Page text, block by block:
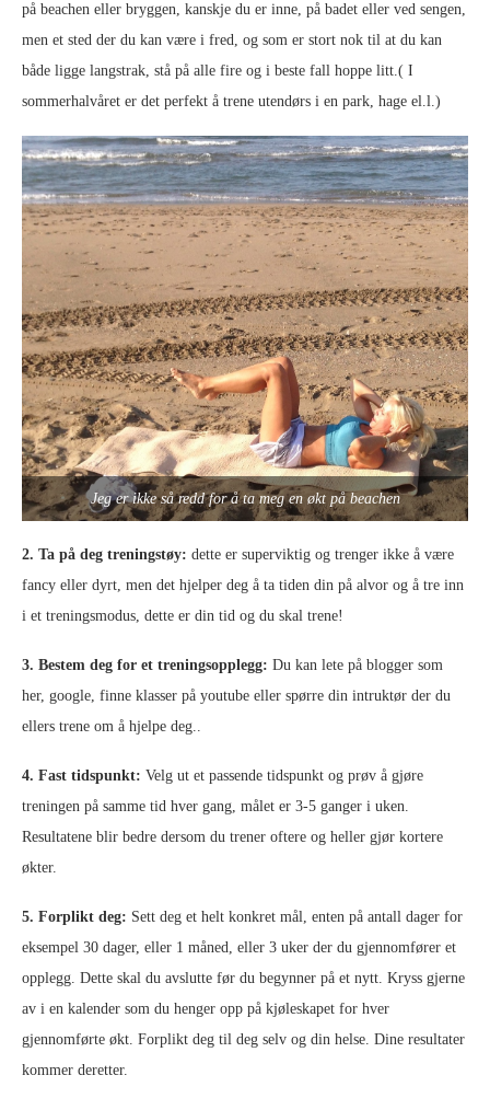
på beachen eller bryggen, kanskje du er inne, på badet eller ved sengen,
men et sted der du kan være i fred, og som er stort nok til at du kan
både ligge langstrak, stå på alle fire og i beste fall hoppe litt.( I
sommerhalvåret er det perfekt å trene utendørs i en park, hage el.l.)
Jeg er ikke så redd for å ta meg en økt på beachen
2. Ta på deg treningstøy: dette er superviktig og trenger ikke å være
fancy eller dyrt, men det hjelper deg å ta tiden din på alvor og å tre inn
i et treningsmodus, dette er din tid og du skal trene!
3. Bestem deg for et treningsopplegg: Du kan lete på blogger som
her, google, finne klasser på youtube eller spørre din intruktør der du
ellers trene om å hjelpe deg..
4. Fast tidspunkt: Velg ut et passende tidspunkt og prøv å gjøre
treningen på samme tid hver gang, målet er 3-5 ganger i uken.
Resultatene blir bedre dersom du trener oftere og heller gjør kortere
økter.
5. Forplikt deg: Sett deg et helt konkret mål, enten på antall dager for
eksempel 30 dager, eller 1 måned, eller 3 uker der du gjennomfører et
opplegg. Dette skal du avslutte før du begynner på et nytt. Kryss gjerne
av i en kalender som du henger opp på kjøleskapet for hver
gjennomførte økt. Forplikt deg til deg selv og din helse. Dine resultater
kommer deretter.